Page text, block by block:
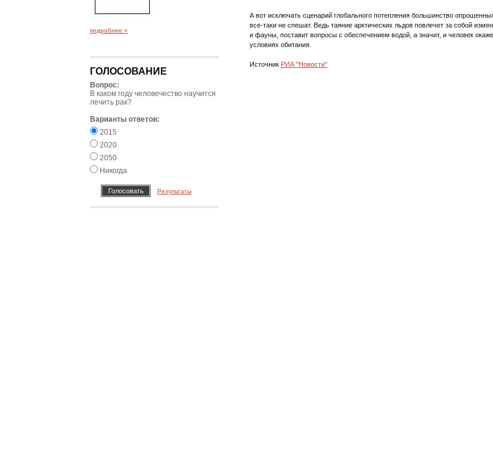
подробнее »
ГОЛОСОВАНИЕ
Вопрос:
В каком году человечество научится
лечить рак?
Варианты ответов:
2015
2020
2050
Никогда
Результаты
А вот исключать сценарий глобального потепления большинство
все-таки не спешат. Ведь таяние арктических льдов повлечет за собой
и фауны, поставит вопросы с обеспечением водой, а значит, и человек
условиях обитания.
Источник РИА "Новости"